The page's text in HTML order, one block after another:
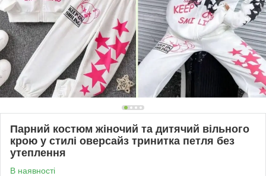
Парний костюм жіночий та дитячий вільного
крою у стилі оверсайз тринитка петля без
утеплення
В наявності